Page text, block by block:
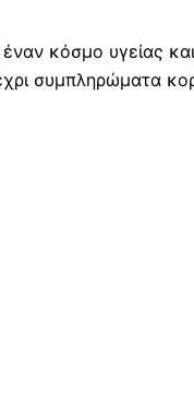
κόσμο υγείας
συμπληρώματα